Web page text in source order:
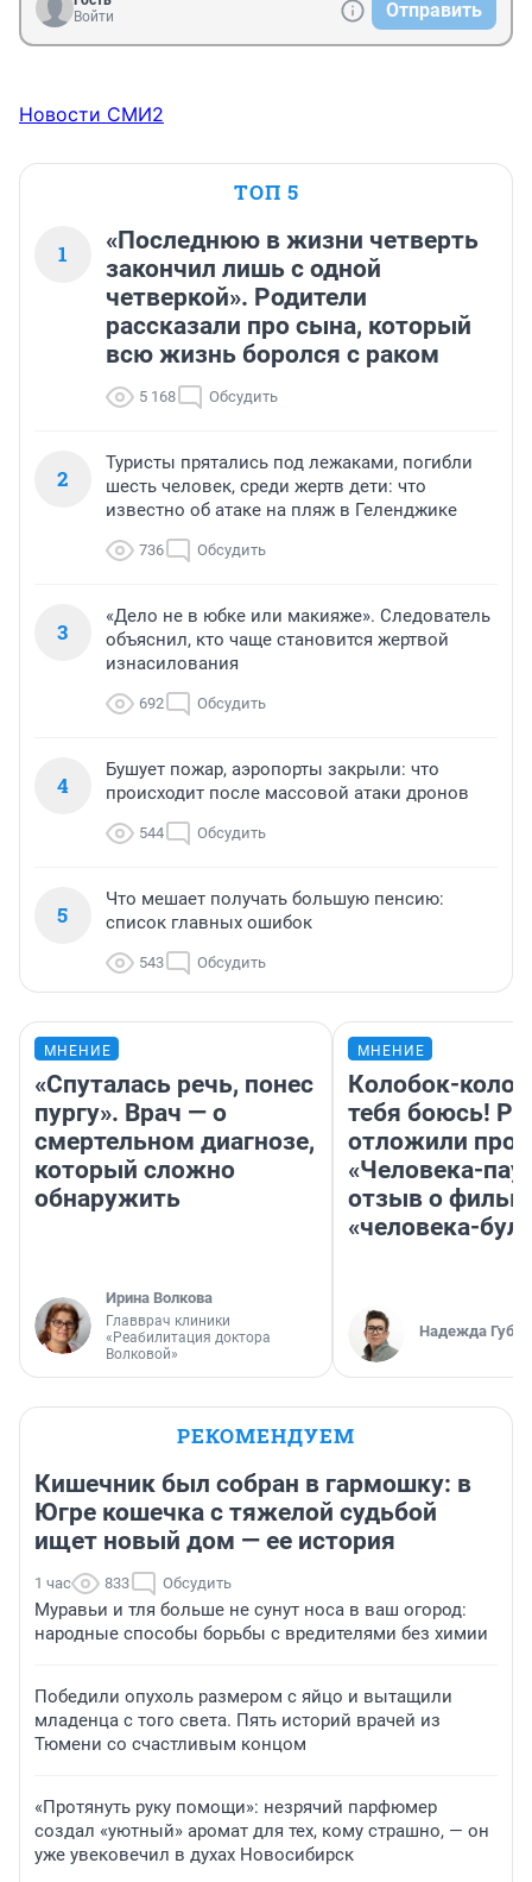
Войти
Отправить
Новости СМИ2
ТОП 5
1
«Последнюю в жизни четверть
закончил лишь с одной
четверкой». Родители
рассказали про сына, который
всю жизнь боролся с раком
5 168 Обсудить
2
Туристы прятались под лежаками, погибли
шесть человек, среди жертв дети: что
известно об атаке на пляж в Геленджике
736 Обсудить
3
«Дело не в юбке или макияже». Следователь
объяснил, кто чаще становится жертвой
изнасилования
692 Обсудить
4
Бушует пожар, аэропорты закрыли: что
происходит после массовой атаки дронов
544 Обсудить
5
Что мешает получать большую пенсию:
список главных ошибок
543 Обсудить
МНЕНИЕ
«Спуталась речь, понес
пургу». Врач — о
смертельном диагнозе,
который сложно
обнаружить
Ирина Волкова
Главврач клиники
«Реабилитация доктора
Волковой»
МНЕНИЕ
Колобок-
тебя боюсь!
отложили
«Человека-
отзыв о
«человека-
Надежда
РЕКОМЕНДУЕМ
Кишечник был собран в гармошку: в
Югре кошечка с тяжелой судьбой
ищет новый дом — ее история
1 час 833 Обсудить
Муравьи и тля больше не сунут носа в ваш огород:
народные способы борьбы с вредителями без химии
Победили опухоль размером с яйцо и вытащили
младенца с того света. Пять историй врачей из
Тюмени со счастливым концом
«Протянуть руку помощи»: незрячий парфюмер
создал «уютный» аромат для тех, кому страшно, — он
уже увековечил в духах Новосибирск